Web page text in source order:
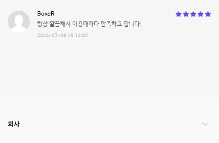
BoxeR
항상 깔끔해서 이용때마다 만족하고 갑니다!
2024-03-09 16:12:05
회사